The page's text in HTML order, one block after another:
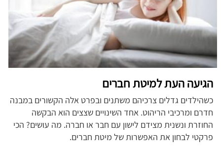
הגיעה העת למיטת חברים
כשהילדים גדלים צרכיהם משתנים ובפרט אלה הקשורים במבנה
חדרם ומרכיבי הריהוט. אחד השינויים שצצים הוא הבקשה
החוזרת ונשנית מצידם לישון עם חבר או חברה. מה עושים? הכי
פרקטי לבחון את האפשרות של מיטת חברים.